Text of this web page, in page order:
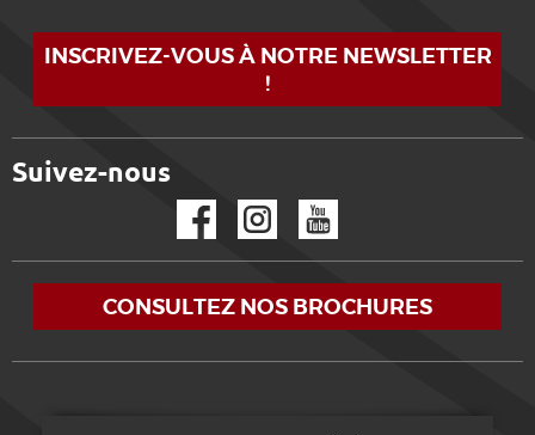
INSCRIVEZ-VOUS À NOTRE NEWSLETTER
!
Suivez-nous
CONSULTEZ NOS BROCHURES